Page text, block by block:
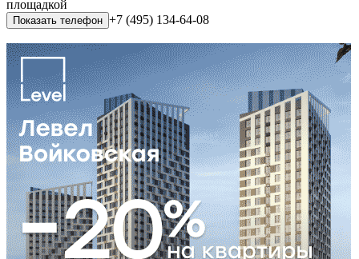
площадкой
Показать телефон +7 (495) 134-64-08